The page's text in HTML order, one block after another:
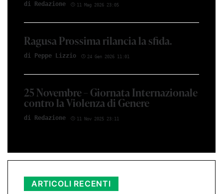
di Red­azio­ne 11 Mag 2026 23:05
Ragusa Prossima rilancia la sfida.
di Peppe Li­z­zio 24 Gen 2026 11:01
25 Novembre – Giornata Internazionale
contro la Violenza di Genere
di Red­azio­ne 11 Nov 2025 23:11
ARTICOLI RECENTI